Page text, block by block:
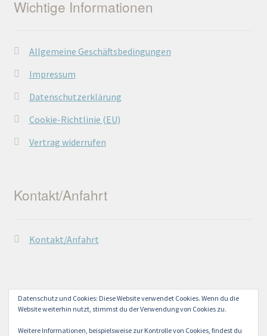
Datenschutz und Cookies: Diese Website verwendet Cookies. Wenn du die
Website weiterhin nutzt, stimmst du der Verwendung von Cookies zu.
Weitere Informationen, beispielsweise zur Kontrolle von Cookies, findest du
Wichtige Informationen
Allgemeine Geschäftsbedingungen
Impressum
Datenschutzerklärung
Cookie-Richtlinie (EU)
Vertrag widerrufen
Kontakt/Anfahrt
Kontakt/Anfahrt
© Lechtaler Naturwerkstatt 2026
Datenschutzerklärung
Erstellt mit WooCommerce.